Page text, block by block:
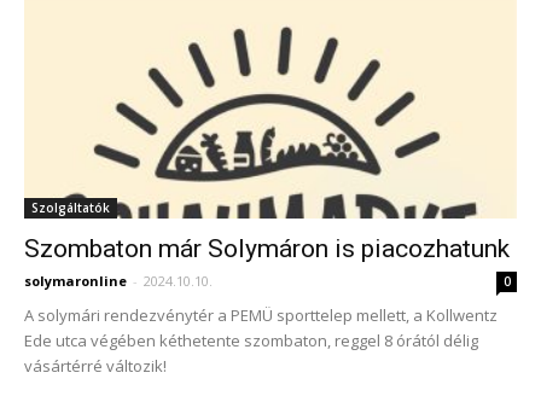
Szolgáltatók
Szombaton már Solymáron is piacozhatunk
solymaronline - 2024.10.10. 0
A solymári rendezvénytér a PEMÜ sporttelep mellett, a Kollwentz
Ede utca végében kéthetente szombaton, reggel 8 órától délig
vásártérré változik!